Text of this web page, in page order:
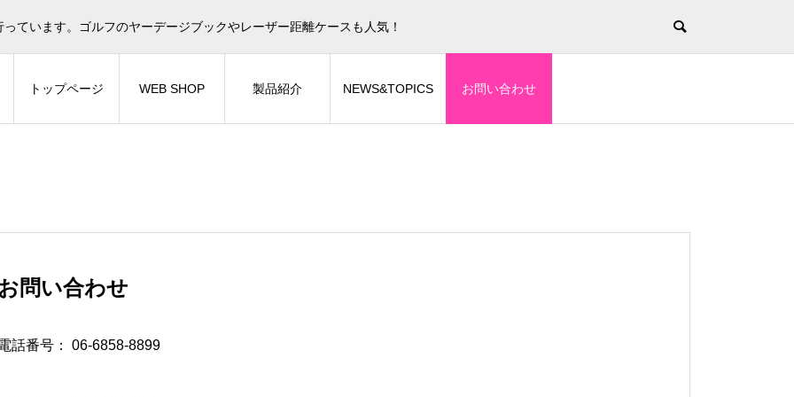
ています。ゴルフのヤーデージブックやレーザー距離ケースも人気！
トップページ WEB SHOP 製品紹介 NEWS&TOPICS お問い合わせ
問い合わせ
話番号： 06-6858-8899